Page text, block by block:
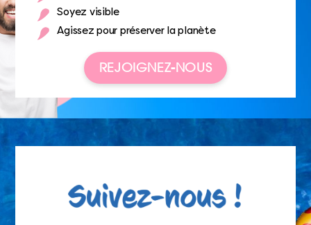
Soyez visible
Agissez pour préserver la planète
REJOIGNEZ-NOUS